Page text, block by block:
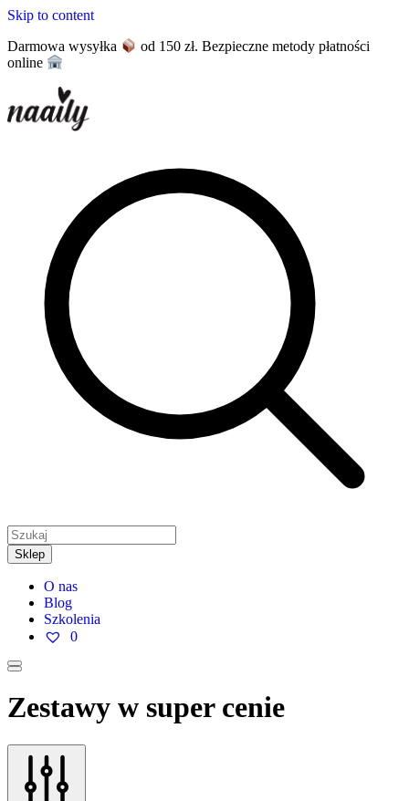
Skip to content
Darmowa wysyłka
od 150 zł. Bezpieczne metody płatności
online
Sklep
O nas
Blog
Szkolenia
0
Zestawy w super cenie